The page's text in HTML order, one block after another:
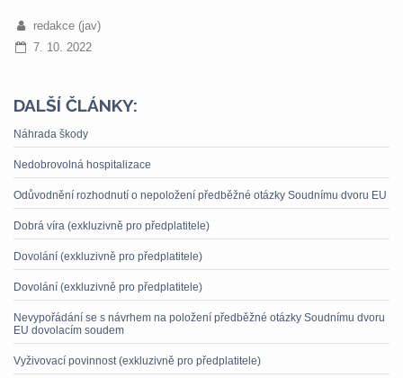
redakce (jav)
7. 10. 2022
DALŠÍ ČLÁNKY:
Náhrada škody
Nedobrovolná hospitalizace
Odůvodnění rozhodnutí o nepoložení předběžné otázky Soudnímu dvoru EU
Dobrá víra (exkluzivně pro předplatitele)
Dovolání (exkluzivně pro předplatitele)
Dovolání (exkluzivně pro předplatitele)
Nevypořádání se s návrhem na položení předběžné otázky Soudnímu dvoru
EU dovolacím soudem
Vyživovací povinnost (exkluzivně pro předplatitele)